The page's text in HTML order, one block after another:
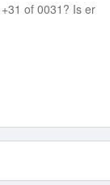
of 0031? Is er